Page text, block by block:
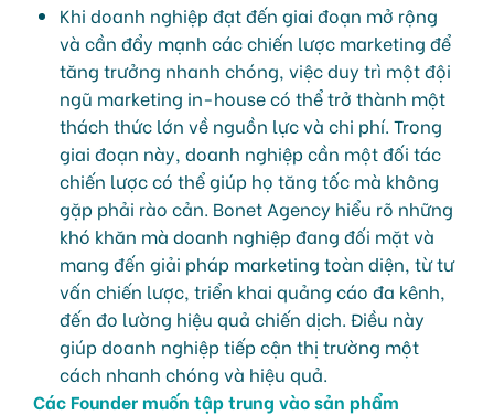
Khi doanh nghiệp đạt đến giai đoạn mở rộng
và cần đẩy mạnh các chiến lược marketing để
tăng trưởng nhanh chóng, việc duy trì một đội
ngũ marketing in-house có thể trở thành một
thách thức lớn về nguồn lực và chi phí. Trong
giai đoạn này, doanh nghiệp cần một đối tác
chiến lược có thể giúp họ tăng tốc mà không
gặp phải rào cản. Bonet Agency hiểu rõ những
khó khăn mà doanh nghiệp đang đối mặt và
mang đến giải pháp marketing toàn diện, từ tư
vấn chiến lược, triển khai quảng cáo đa kênh,
đến đo lường hiệu quả chiến dịch. Điều này
giúp doanh nghiệp tiếp cận thị trường một
cách nhanh chóng và hiệu quả.
Các Founder muốn tập trung vào sản phẩm